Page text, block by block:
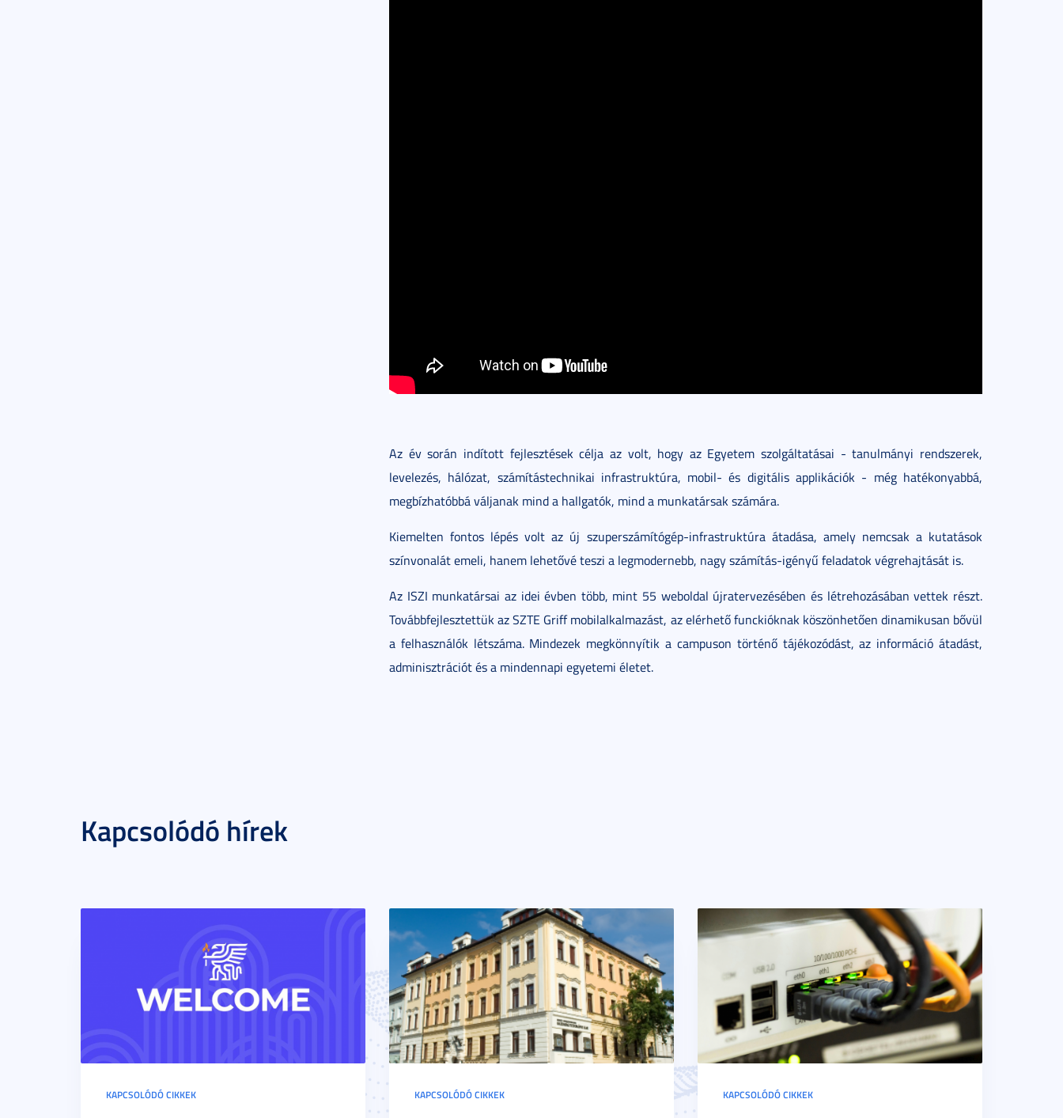
Az év során indított fejlesztések célja az volt, hogy az Egyetem szolgáltatásai - tanulmányi rendszerek,
levelezés, hálózat, számítástechnikai infrastruktúra, mobil- és digitális applikációk - még hatékonyabbá,
megbízhatóbbá váljanak mind a hallgatók, mind a munkatársak számára.
Kiemelten fontos lépés volt az új szuperszámítógép-infrastruktúra átadása, amely nemcsak a kutatások
színvonalát emeli, hanem lehetővé teszi a legmodernebb, nagy számítás-igényű feladatok végrehajtását is.
Az ISZI munkatársai az idei évben több, mint 55 weboldal újratervezésében és létrehozásában vettek részt.
Továbbfejlesztettük az SZTE Griff mobilalkalmazást, az elérhető funckióknak köszönhetően dinamikusan bővül
a felhasználók létszáma. Mindezek megkönnyítik a campuson történő tájékozódást, az információ átadást,
adminisztrációt és a mindennapi egyetemi életet.
Kapcsolódó hírek
KAPCSOLÓDÓ CIKKEK KAPCSOLÓDÓ CIKKEK KAPCSOLÓDÓ CIKKEK